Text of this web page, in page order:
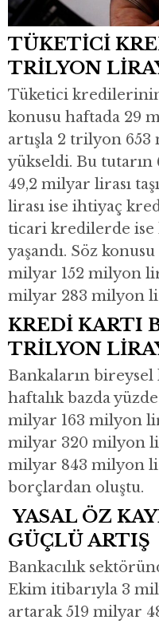
TÜKETİCİ
TRİLYON
Tüketici
konusu haftada 29
artışla 2 trilyon
yükseldi. Bu tutarın
49,2 milyar lirası
lirası ise ihtiyaç
ticari kredilerde
yaşandı. Söz
milyar 152 milyon
milyar 283 milyon
KREDİ KARTI
TRİLYON
Bankaların bireysel
haftalık bazda
milyar 163 milyon
milyar 320 milyon
milyar 843 milyon
borçlardan oluştu.
YASAL ÖZ
GÜÇLÜ ARTIŞ
Bankacılık
Ekim itibarıyla 3
artarak 519 milyar